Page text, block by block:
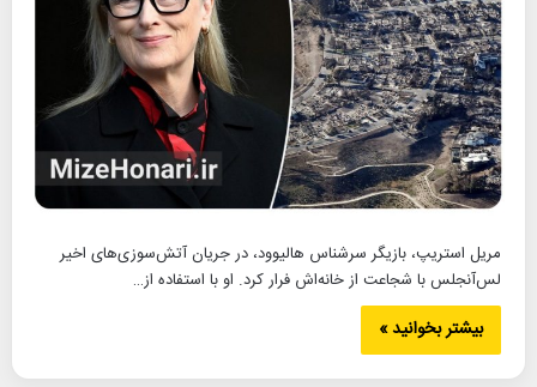
مریل استریپ، بازیگر سرشناس هالیوود، در جریان آتش‌سوزی‌های اخیر
لس‌آنجلس با شجاعت از خانه‌اش فرار کرد. او با استفاده از…
بیشتر بخوانید »